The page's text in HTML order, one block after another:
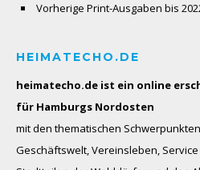
Vorherige Print-Ausgaben bis
HEIMATECHO.DE
heimatecho.de ist ein online
für Hamburgs Nordosten
mit den thematischen
Geschäftswelt, Vereinsleben,